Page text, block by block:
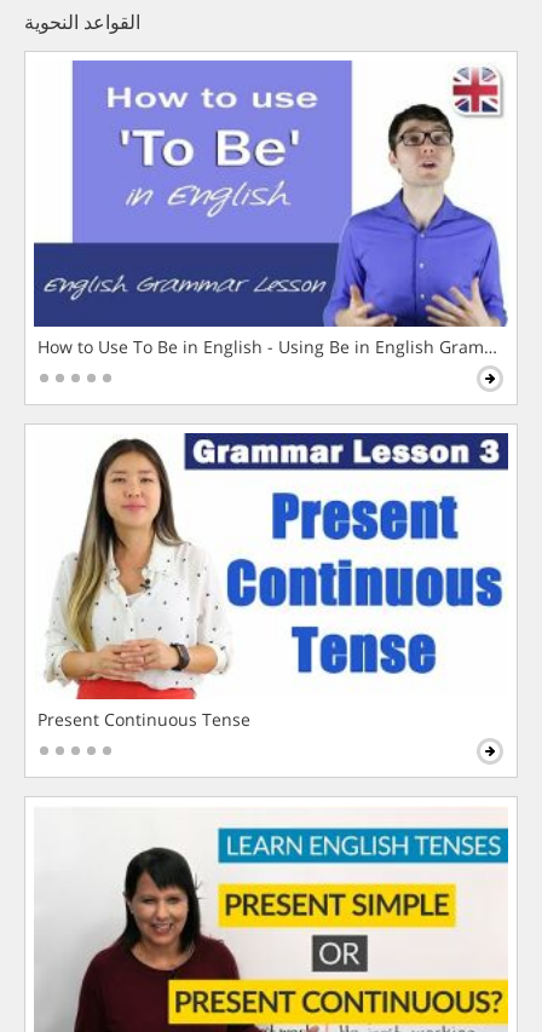
القواعد النحوية
How to Use To Be in English - Using Be in English Grammar
Present Continuous Tense